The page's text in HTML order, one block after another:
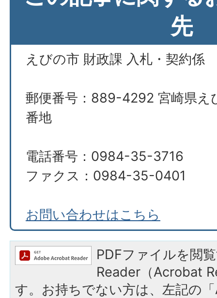
先
えびの市 財政課 入札・契約係
郵便番号：889-4292 宮崎県え
番地
電話番号：0984-35-3716
ファクス：0984-35-0401
お問い合わせはこちら
PDFファイルを閲
Reader（Acrobat
す。お持ちでない方は、左記の